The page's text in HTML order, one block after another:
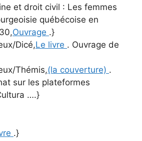
et droit civil : Les femmes
québécoise en
Ouvrage .}
Dicé,Le livre . Ouvrage de
Thémis,(la couverture) .
sur les plateformes
….}
.}